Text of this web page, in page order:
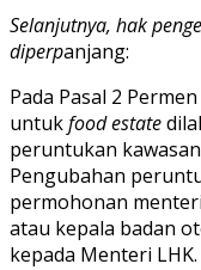
Selanjutnya, hak
diperpanjang:
Pada Pasal 2
untukfood estate
peruntukan
Pengubahan
permohonan
atau kepala badan
kepada Menteri LHK.